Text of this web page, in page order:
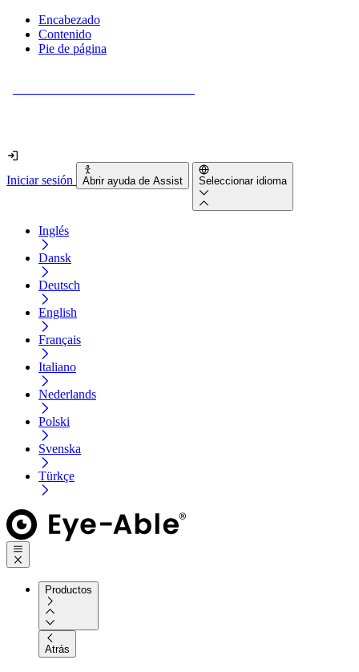
Encabezado
Contenido
Pie de página
Iniciar sesión Abrir ayuda de Assist Seleccionar idioma
Inglés
Dansk
Deutsch
English
Français
Italiano
Nederlands
Polski
Svenska
Türkçe
Productos
Atrás